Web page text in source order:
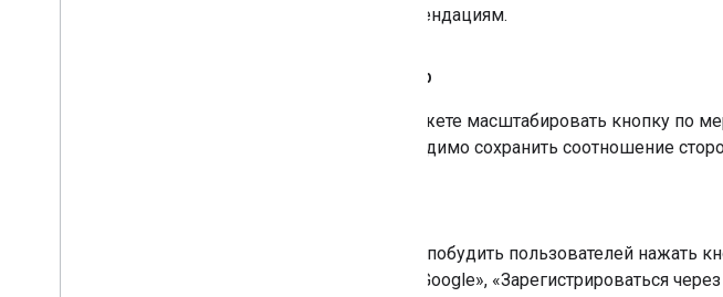
рекомендациям.
Размер
Вы можете масштабировать кнопку по
необходимо сохранить соотношение
Чтобы побудить пользователей нажать
через Google», «Зарегистрироваться